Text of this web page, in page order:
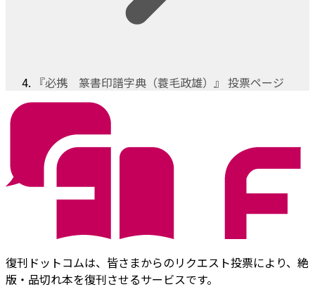
『必携 篆書印譜字典（蓑毛政雄）』 投票ページ
復刊ドットコムは、皆さまからのリクエスト投票により、絶
版・品切れ本を復刊させるサービスです。